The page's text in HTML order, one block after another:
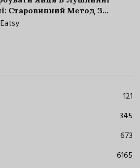
Старовинний Метод З
Нюансами
Eatsy
121
345
673
6165